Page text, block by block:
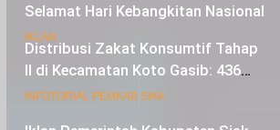
Selamat Hari Kebangkitan Nasional
IKLAN
Distribusi Zakat Konsumtif Tahap
II di Kecamatan Koto Gasib: 436
Mustahik Terima Bantuan
INFOTORIAL PEMKAB SIAK